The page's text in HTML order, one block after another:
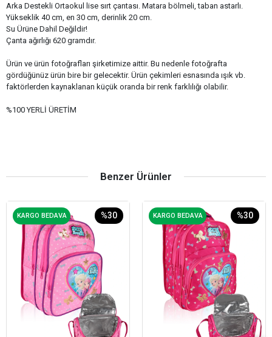
Arka Destekli Ortaokul lise sırt çantası. Matara bölmeli, taban astarlı.
Yükseklik 40 cm, en 30 cm, derinlik 20 cm.
Su Ürüne Dahil Değildir!
Çanta ağırlığı 620 gramdır.
Ürün ve ürün fotoğrafları şirketimize aittir. Bu nedenle fotoğrafta
gördüğünüz ürün bire bir gelecektir. Ürün çekimleri esnasında ışık vb.
faktörlerden kaynaklanan küçük oranda bir renk farklılığı olabilir.
%100 YERLİ ÜRETİM
Benzer Ürünler
KARGO BEDAVA %30 KARGO BEDAVA %30